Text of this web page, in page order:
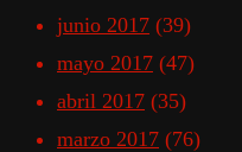
junio 2017 (39)
mayo 2017 (47)
abril 2017 (35)
marzo 2017 (76)